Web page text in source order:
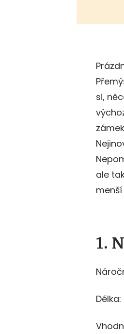
si,
ale
1.